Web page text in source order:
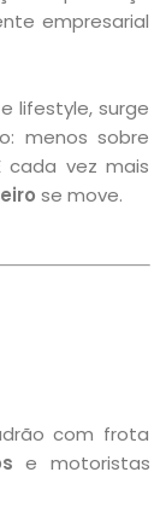
empresarial
lifestyle, surge
menos sobre
cada vez mais
se move.
com frota
e motoristas